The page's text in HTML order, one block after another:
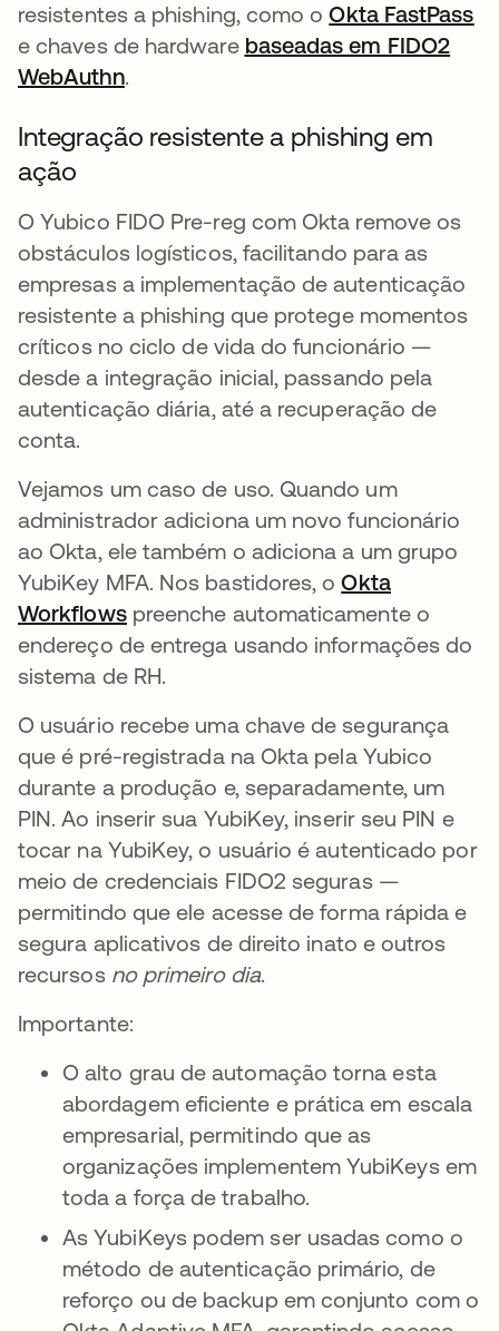
resistentes a phishing, como oOkta FastPass
e chaves de hardware baseadas em FIDO2
WebAuthnabre em uma nova guia
.
Integração resistente a phishing em
ação
O Yubico FIDO Pre-reg com Okta remove os
obstáculos logísticos, facilitando para as
empresas a implementação de autenticação
resistente a phishing que protege momentos
críticos no ciclo de vida do funcionário —
desde a integração inicial, passando pela
autenticação diária, até a recuperação de
conta.
Vejamos um caso de uso. Quando um
administrador adiciona um novo funcionário
ao Okta, ele também o adiciona a um grupo
YubiKey MFA. Nos bastidores, oOkta
Workflowsabre em uma nova guia
preenche automaticamente o
endereço de entrega usando informações do
sistema de RH.
O usuário recebe uma chave de segurança
que é pré-registrada na Okta pela Yubico
durante a produção e, separadamente, um
PIN. Ao inserir sua YubiKey, inserir seu PIN e
tocar na YubiKey, o usuário é autenticado por
meio de credenciais FIDO2 seguras —
permitindo que ele acesse de forma rápida e
segura aplicativos de direito inato e outros
recursosno primeiro dia.
Importante:
O alto grau de automação torna esta
abordagem eficiente e prática em escala
empresarial, permitindo que as
organizações implementem YubiKeys em
toda a força de trabalho.
As YubiKeys podem ser usadas como o
método de autenticação primário, de
reforço ou de backup em conjunto com o